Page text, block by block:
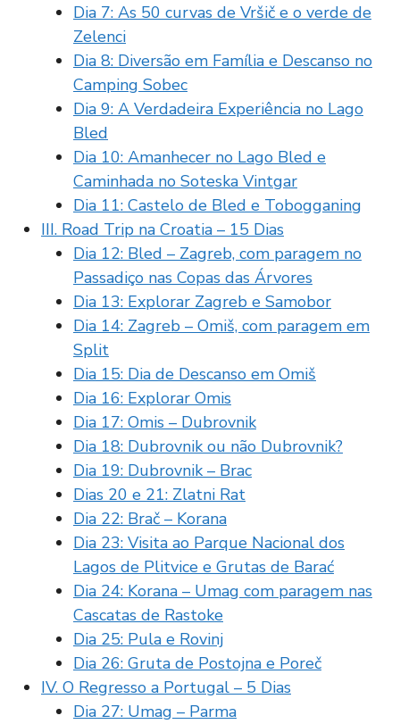
Dia 7: As 50 curvas de Vršič e o verde de
Zelenci
Dia 8: Diversão em Família e Descanso no
Camping Sobec
Dia 9: A Verdadeira Experiência no Lago
Bled
Dia 10: Amanhecer no Lago Bled e
Caminhada no Soteska Vintgar
Dia 11: Castelo de Bled e Tobogganing
III. Road Trip na Croatia – 15 Dias
Dia 12: Bled – Zagreb, com paragem no
Passadiço nas Copas das Árvores
Dia 13: Explorar Zagreb e Samobor
Dia 14: Zagreb – Omiš, com paragem em
Split
Dia 15: Dia de Descanso em Omiš
Dia 16: Explorar Omis
Dia 17: Omis – Dubrovnik
Dia 18: Dubrovnik ou não Dubrovnik?
Dia 19: Dubrovnik – Brac
Dias 20 e 21: Zlatni Rat
Dia 22: Brač – Korana
Dia 23: Visita ao Parque Nacional dos
Lagos de Plitvice e Grutas de Barać
Dia 24: Korana – Umag com paragem nas
Cascatas de Rastoke
Dia 25: Pula e Rovinj
Dia 26: Gruta de Postojna e Poreč
IV. O Regresso a Portugal – 5 Dias
Dia 27: Umag – Parma